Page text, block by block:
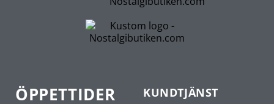
ÖPPETTIDER KUNDTJÄNST